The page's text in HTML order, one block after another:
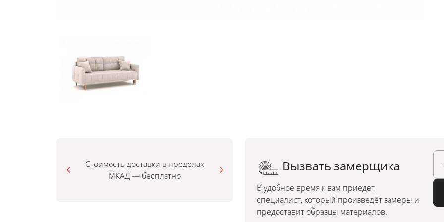
Стоимость доставки в пределах
МКАД — бесплатно
Можно заказать по
индивидуальным размерам
Вызвать замерщика
В удобное время к вам приедет
специалист, который произведёт замеры и
предоставит образцы материалов.